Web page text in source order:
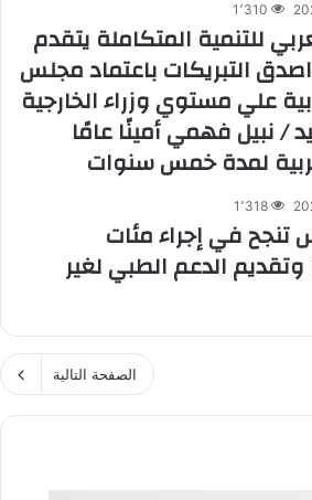
1٬310
للتنمية المتكاملة يتقدم
التبريكات باعتماد مجلس
علي مستوي وزراء الخارجية
/ نبيل فهمي أمينًا عامًا
لمدة خمس سنوات
1٬318
في إجراء مئات
وتقديم الدعم الطبي لغير
الصفحة التالية